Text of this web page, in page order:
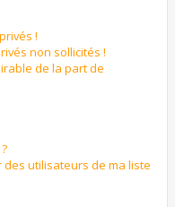
!
non sollicités !
de la part de
utilisateurs de ma liste